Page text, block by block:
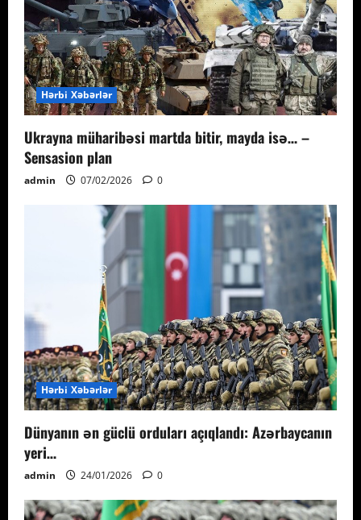
Hərbi Xəbərlər
Ukrayna müharibəsi martda bitir, mayda isə… –
Sensasion plan
admin 07/02/2026 0
Hərbi Xəbərlər
Dünyanın ən güclü orduları açıqlandı: Azərbaycanın
yeri…
admin 24/01/2026 0